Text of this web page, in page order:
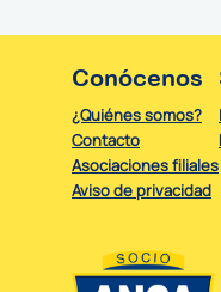
Conócenos
¿Quiénes somos?
Contacto
Asociaciones filiales
Aviso de privacidad